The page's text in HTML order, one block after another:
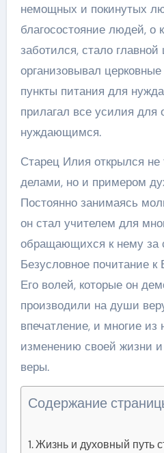
немощных и покинутых
благосостояние людей, о
заботился, стало
организовывал
пункты питания для
прилагал все усилия для
нуждающимся.
Старец Илия открылся не
делами, но и примером
Постоянно занимаясь
он стал учителем для
обращающихся к нему за
Безусловное почитание
Его волей, которые он
производили на души
впечатление, и многие из
изменению своей жизни
веры.
Содержание
Жизнь и духовный путь